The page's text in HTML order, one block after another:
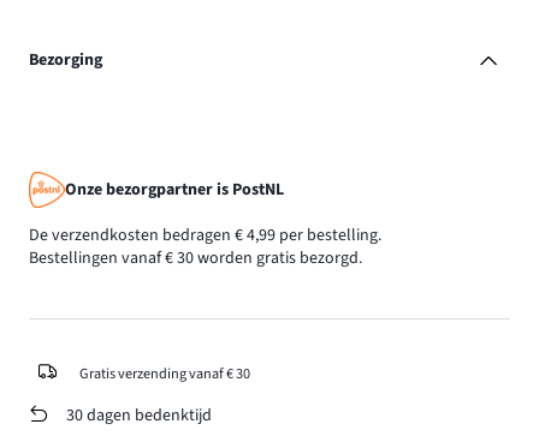
Bezorging
Onze bezorgpartner is PostNL
De verzendkosten bedragen € 4,99 per bestelling.
Bestellingen vanaf € 30 worden gratis bezorgd.
Gratis verzending vanaf € 30
30 dagen bedenktijd